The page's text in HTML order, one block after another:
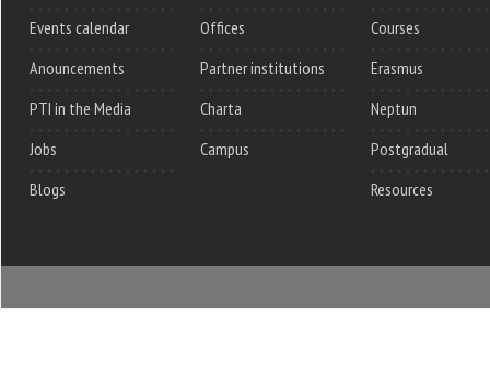
Events calendar
Anouncements
PTI in the Media
Jobs
Blogs
Offices
Partner institutions
Charta
Campus
Courses
Erasmus
Neptun
Postgradual
Resources